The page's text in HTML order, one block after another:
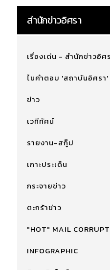
สำนักข่าวอิศรา
เรื่องเด่น - สำนักข่าวอิศ
ไขคำตอบ 'สถาบันอิศร
ข่าว
เวทีทัศน์
รายงาน-สกู๊ป
เกาะประเด็น
กระจายข่าว
ตะกร้าข่าว
"HOT" MAIL
INFOGRAPHIC